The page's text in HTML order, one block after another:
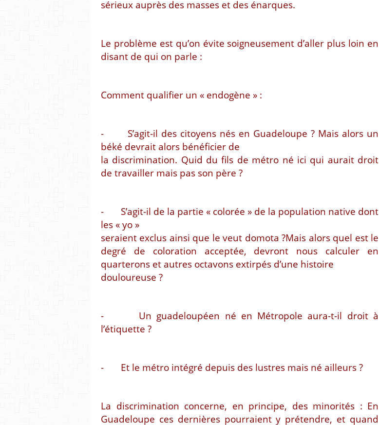
sérieux auprès des masses et des énarques.
Le problème est qu’on évite soigneusement d’aller plus loin en
disant de qui on parle :
Comment qualifier un « endogène » :
- S’agit-il des citoyens nés en Guadeloupe ? Mais alors un
béké devrait alors bénéficier de
la discrimination. Quid du fils de métro né ici qui aurait droit
de travailler mais pas son père ?
- S’agit-il de la partie « colorée » de la population native dont
les « yo »
seraient exclus ainsi que le veut domota ?Mais alors quel est le
degré de coloration acceptée, devront nous calculer en
quarterons et autres octavons extirpés d’une histoire
douloureuse ?
- Un guadeloupéen né en Métropole aura-t-il droit à
l’étiquette ?
- Et le métro intégré depuis des lustres mais né ailleurs ?
La discrimination concerne, en principe, des minorités : En
Guadeloupe ces dernières pourraient y prétendre, et quand